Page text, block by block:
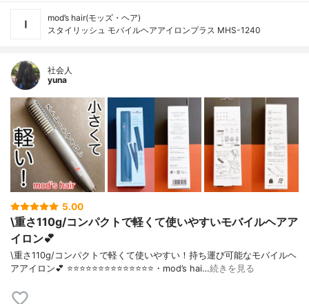
mod’s hair(モッズ・ヘア)
スタイリッシュ モバイルヘアアイロンプラス MHS-1240
社会人
yuna
5.00
\重さ110g/コンパクトで軽くて使いやすいモバイルヘアア
イロン💕
\重さ110g/コンパクトで軽くて使いやすい！持ち運び可能なモバイルヘ
アアイロン💕 ⭐️⭐️⭐️⭐️⭐️⭐️⭐️⭐️⭐️⭐️⭐️⭐️⭐️⭐️・mod’s hai…続きを見る